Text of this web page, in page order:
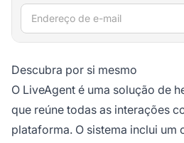
Endereço de e-mail
Descubra por si mesmo
O LiveAgent é uma solução de
que reúne todas as interações
plataforma. O sistema inclui um